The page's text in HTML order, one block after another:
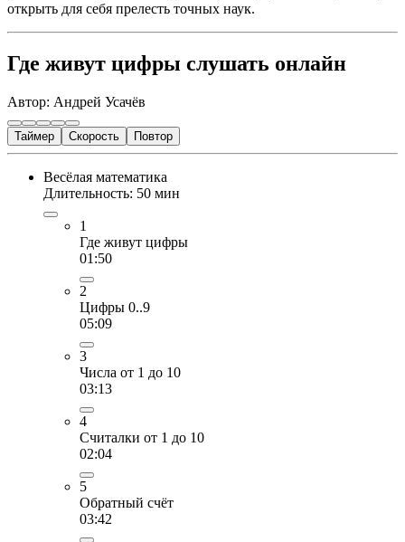
открыть для себя прелесть точных наук.
Где живут цифры слушать онлайн
Автор: Андрей Усачёв
Таймер Скорость Повтор
Весёлая математика
Длительность: 50 мин
1
Где живут цифры
01:50
2
Цифры 0..9
05:09
3
Числа от 1 до 10
03:13
4
Считалки от 1 до 10
02:04
5
Обратный счёт
03:42